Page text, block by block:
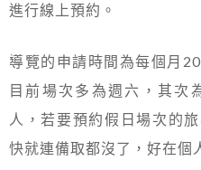
進行線上預約。
導覽的申請時間為每個月
目前場次多為週六，其次
人，若要預約假日場次的
快就連備取都沒了，好在個